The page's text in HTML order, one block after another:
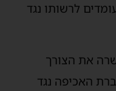
לרשותו נגד
את הצורך
נגד